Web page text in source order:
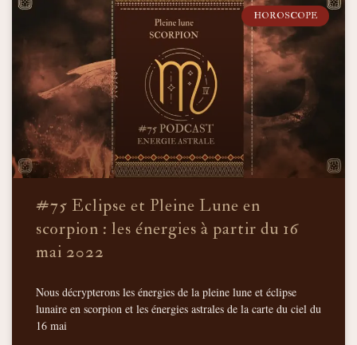
HOROSCOPE
#75 Eclipse et Pleine Lune en
scorpion : les énergies à partir du 16
mai 2022
Nous décrypterons les énergies de la pleine lune et éclipse
lunaire en scorpion et les énergies astrales de la carte du ciel du
16 mai